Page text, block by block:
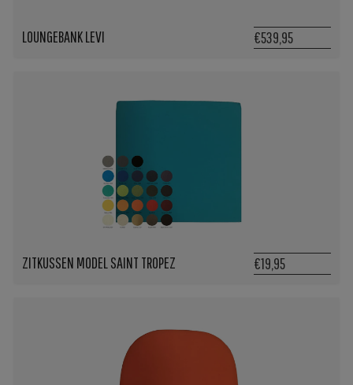
LOUNGEBANK LEVI €539,95
ZITKUSSEN MODEL SAINT TROPEZ €19,95